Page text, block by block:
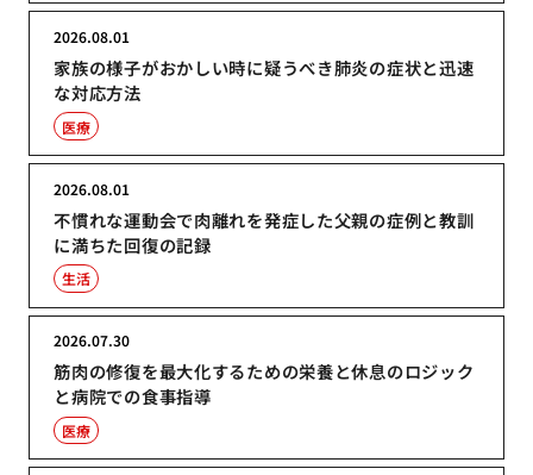
家族の様子がおかしい時に疑うべき肺炎の症状と迅速
な対応方法
2026.08.01
医療
不慣れな運動会で肉離れを発症した父親の症例と教訓
に満ちた回復の記録
2026.08.01
生活
筋肉の修復を最大化するための栄養と休息のロジック
と病院での食事指導
2026.07.30
医療